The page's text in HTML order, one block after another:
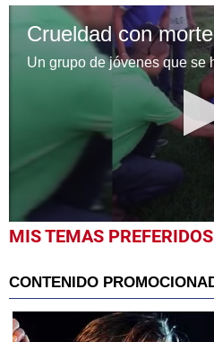
0
seconds
minute,
53
seconds
MIS TEMAS PREFERIDOS